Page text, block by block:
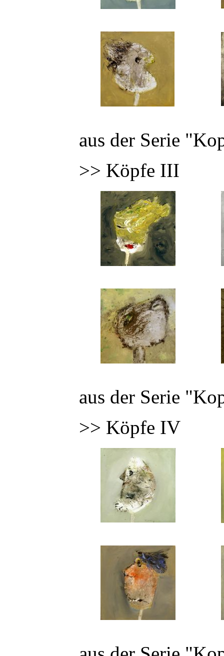
aus der Serie
>> Köpfe III
aus der Serie
>> Köpfe IV